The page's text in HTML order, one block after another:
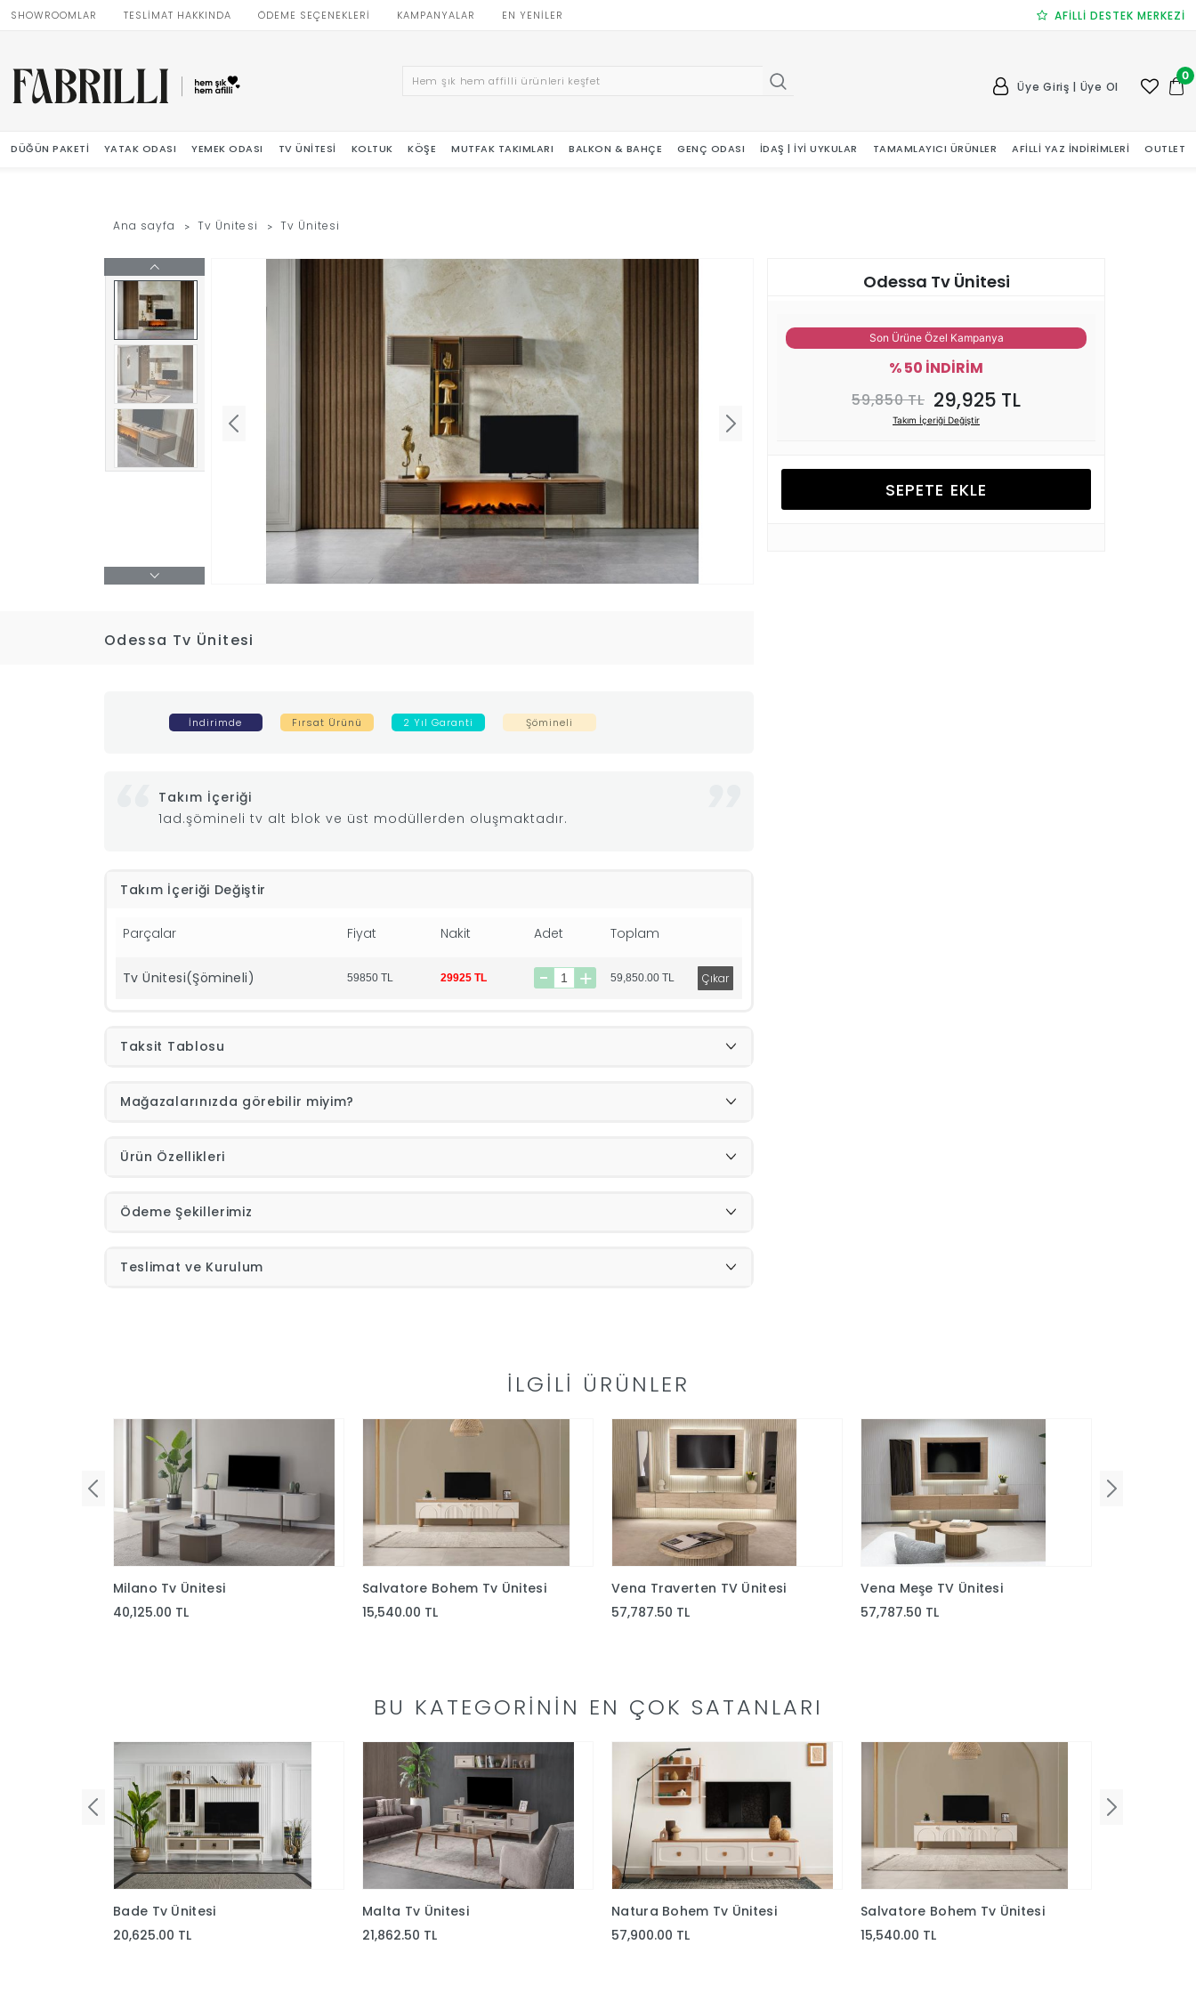
SHOWROOMLAR TESLİMAT HAKKINDA ÖDEME SEÇENEKLERİ KAMPANYALAR EN YENILER AFİLLİ DESTEK MERKEZİ
Üye Giriş | Üye Ol
0
DÜĞÜN PAKETI YATAK ODASI YEMEK ODASI TV ÜNITESI KOLTUK KÖŞE MUTFAK TAKIMLARI BALKON & BAHÇE GENÇ ODASI İDAŞ | İYI UYKULAR TAMAMLAYICI ÜRÜNLER AFILLI YAZ İNDIRIMLERI OUTLET
Ana sayfa Tv Ünitesi Tv Ünitesi
Odessa Tv Ünitesi
İndirimde Fırsat Ürünü 2 Yıl Garanti Şömineli
Takım İçeriği
1ad.şömineli tv alt blok ve üst modüllerden oluşmaktadır.
Takım İçeriği Değiştir
Parçalar Fiyat Nakit Adet Toplam
Tv Ünitesi(Şömineli) 59850 TL 29925 TL 59,850.00 TL
Taksit Tablosu
Mağazalarınızda görebilir miyim?
Ürün Özellikleri
Ödeme Şekillerimiz
Teslimat ve Kurulum
Odessa Tv Ünitesi
Son Ürüne Özel Kampanya
% 50 İNDİRİM
59,850 TL 29,925 TL
Takım İçeriği Değiştir
SEPETE EKLE
İLGILI ÜRÜNLER
Milano Tv Ünitesi
40,125.00 TL
Salvatore Bohem Tv Ünitesi
15,540.00 TL
Vena Traverten TV Ünitesi
57,787.50 TL
Vena Meşe TV Ünitesi
57,787.50 TL
BU KATEGORININ EN ÇOK SATANLARI
Bade Tv Ünitesi
20,625.00 TL
Malta Tv Ünitesi
21,862.50 TL
Natura Bohem Tv Ünitesi
57,900.00 TL
Salvatore Bohem Tv Ünitesi
15,540.00 TL